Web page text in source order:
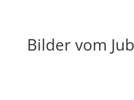
Bilder vom